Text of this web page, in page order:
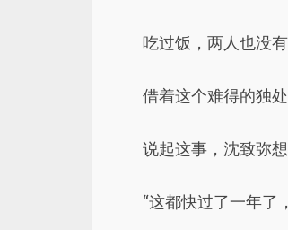
吃过饭，两人也没
借着这个难得的独
说起这事，沈致弥想
“这都快过了一年了